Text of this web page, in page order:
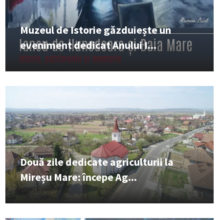
Muzeul de Istorie găzduiește un
eveniment dedicat Anului I...
Două zile dedicate agriculturii la
Mireșu Mare: începe Ag...